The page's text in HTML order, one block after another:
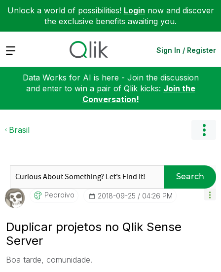
Unlock a world of possibilities! Login now and discover
the exclusive benefits awaiting you.
Expand Sign In / Register
Data Works for AI is here - Join the discussion
and enter to win a pair of Qlik kicks: Join the
Conversation!
Brasil
Search
Pedroivo ‎2018-09-25 04:26 PM
Duplicar projetos no Qlik Sense
Server
Boa tarde, comunidade.